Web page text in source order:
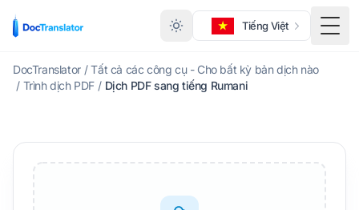
Tiếng Việt
DocTranslator / Tất cả các công cụ - Cho bất kỳ bản dịch nào
/ Trình dịch PDF / Dịch PDF sang tiếng Rumani